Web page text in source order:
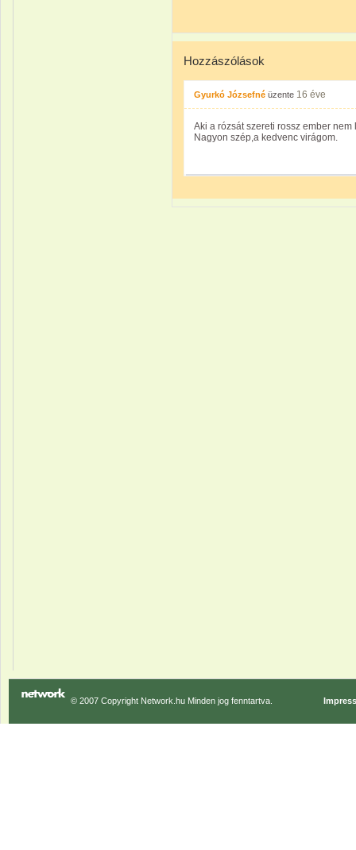
Hozzászólások
Gyurkó Józsefné üzente 16 éve
Aki a rózsát szereti rossz ember nem
Nagyon szép,a kedvenc virágom.
© 2007 Copyright Network.hu Minden jog fenntartva.